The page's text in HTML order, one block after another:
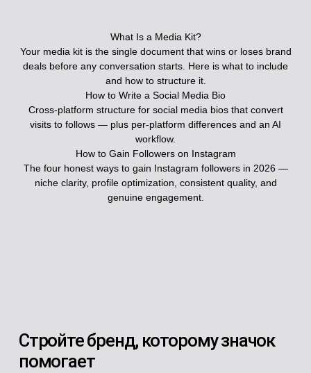
What Is a Media Kit?
Your media kit is the single document that wins or loses brand
deals before any conversation starts. Here is what to include
and how to structure it.
How to Write a Social Media Bio
Cross-platform structure for social media bios that convert
visits to follows — plus per-platform differences and an AI
workflow.
How to Gain Followers on Instagram
The four honest ways to gain Instagram followers in 2026 —
niche clarity, profile optimization, consistent quality, and
genuine engagement.
Стройте бренд, которому значок
помогает